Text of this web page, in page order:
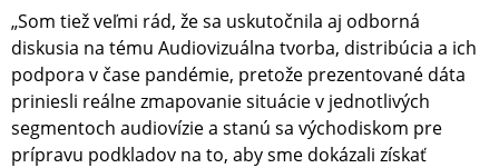
„Som tiež veľmi rád, že sa uskutočnila aj odborná
diskusia na tému Audiovizuálna tvorba, distribúcia a ich
podpora v čase pandémie, pretože prezentované dáta
priniesli reálne zmapovanie situácie v jednotlivých
segmentoch audiovízie a stanú sa východiskom pre
prípravu podkladov na to, aby sme dokázali získať